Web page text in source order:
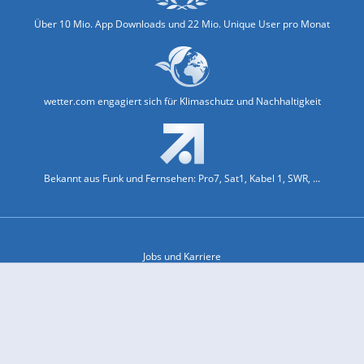
Über 10 Mio. App Downloads und 22 Mio. Unique User pro Monat
wetter.com engagiert sich für Klimaschutz und Nachhaltigkeit
Bekannt aus Funk und Fernsehen: Pro7, Sat1, Kabel 1, SWR, ...
Jobs und Karriere